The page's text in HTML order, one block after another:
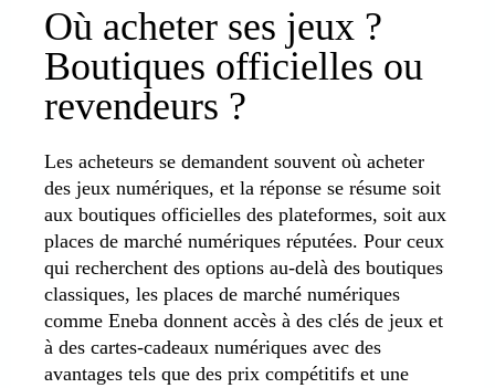
Où acheter ses jeux ?
Boutiques officielles ou
revendeurs ?
Les acheteurs se demandent souvent où acheter
des jeux numériques, et la réponse se résume soit
aux boutiques officielles des plateformes, soit aux
places de marché numériques réputées. Pour ceux
qui recherchent des options au-delà des boutiques
classiques, les places de marché numériques
comme Eneba donnent accès à des clés de jeux et
à des cartes-cadeaux numériques avec des
avantages tels que des prix compétitifs et une